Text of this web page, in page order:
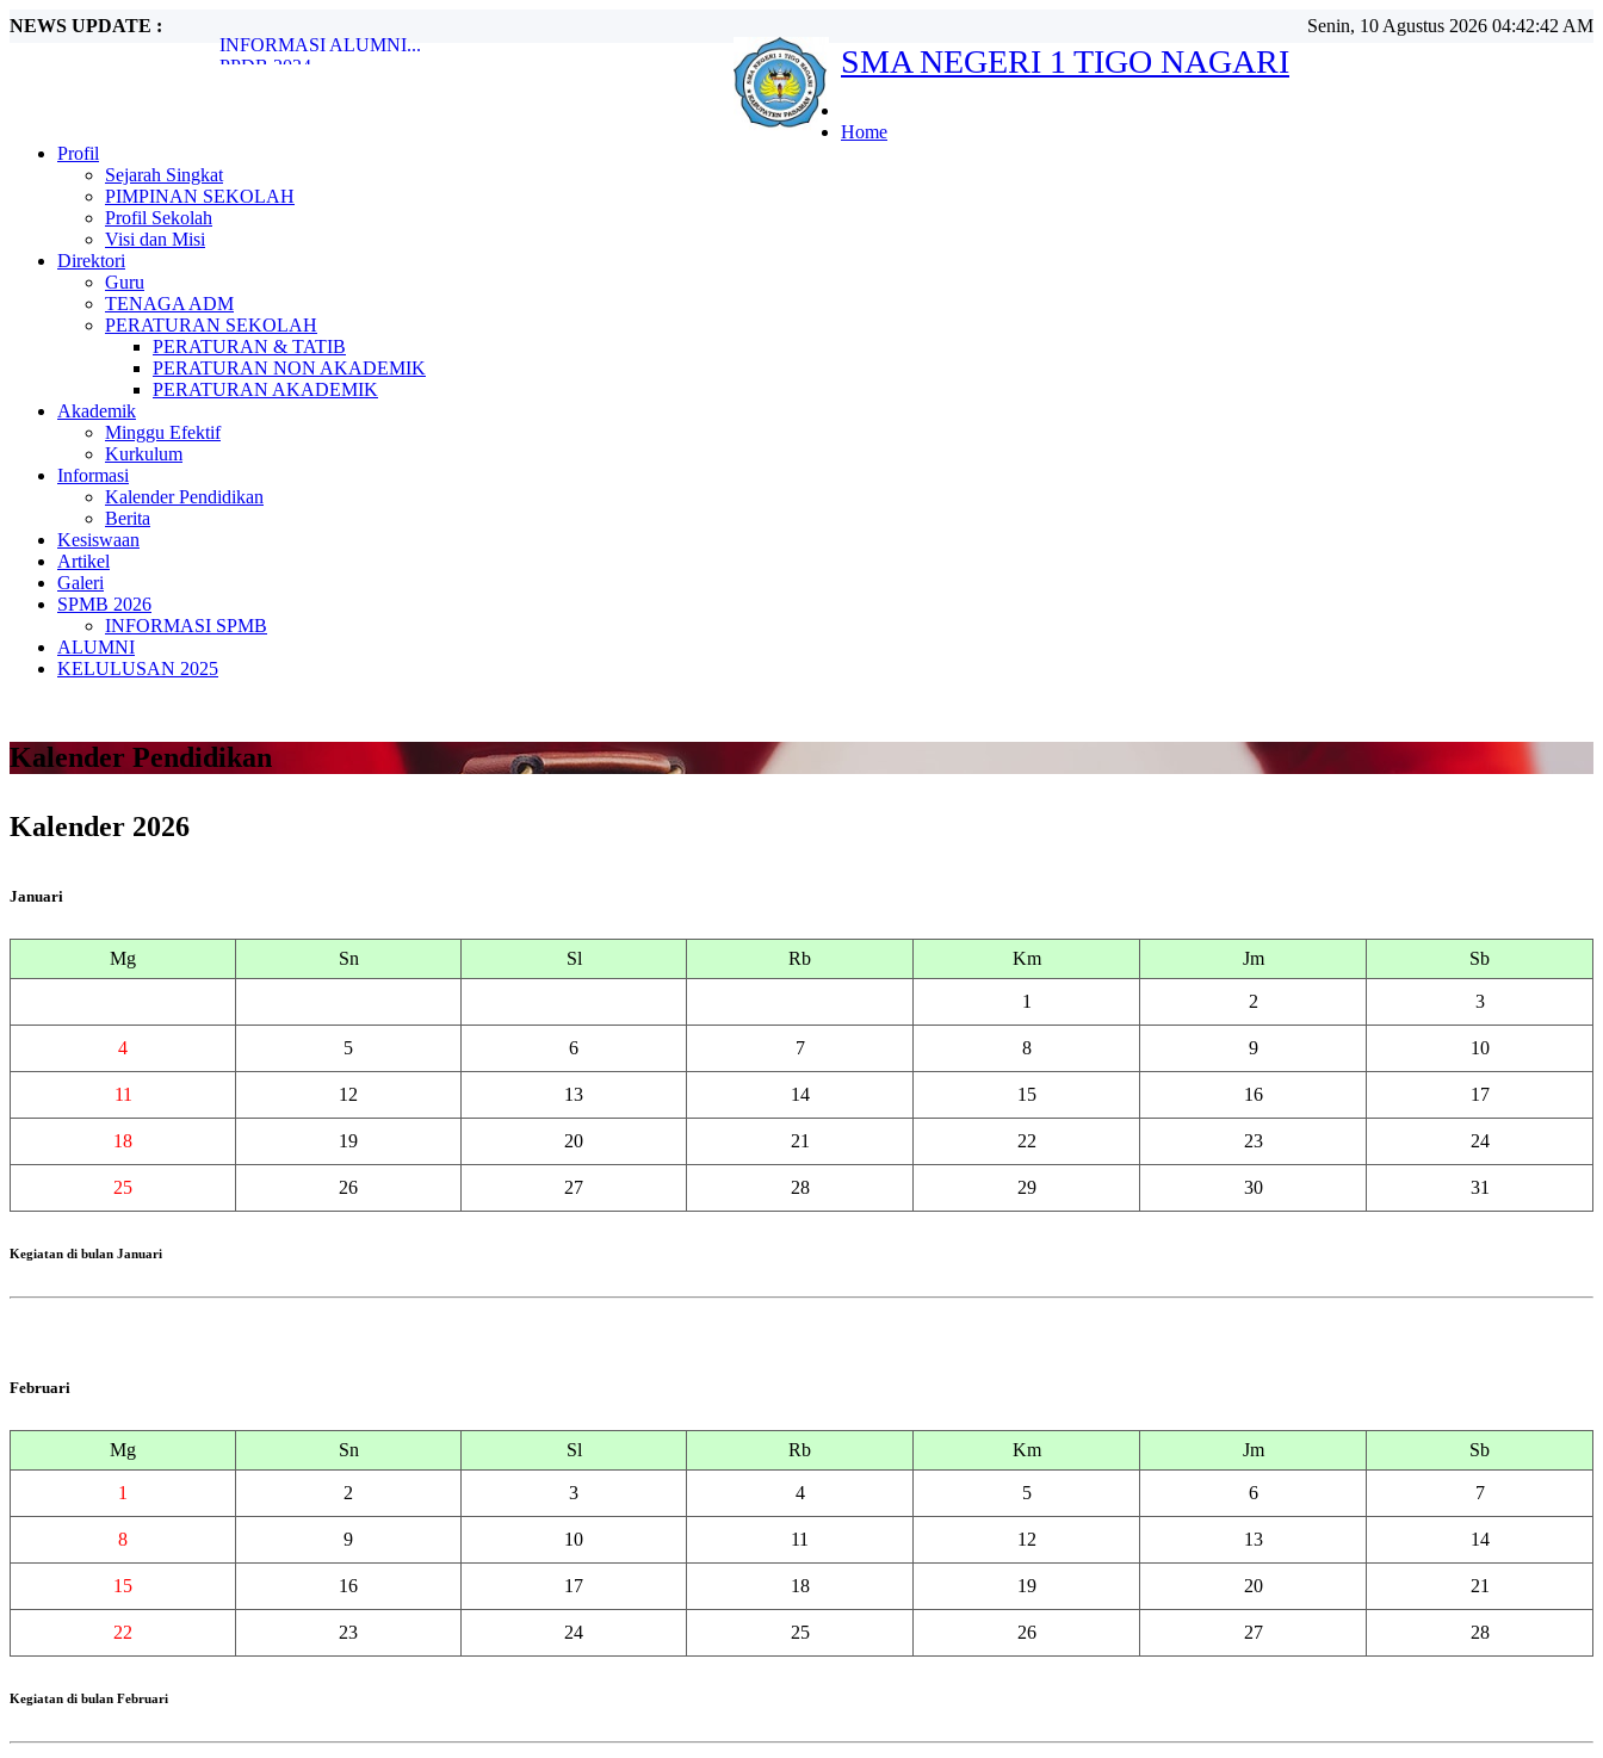
NEWS UPDATE :
INFORMASI ALUMNI...
PPDB 2024...
PPDB SMA NEGERI 1 TIGO NAGARI...
Ada Rahasia di Balik Kebiasaan Membaca...
Senin, 10 Agustus 2026 04:42:43 AM
SMA NEGERI 1 TIGO NAGARI
Home
Profil
Sejarah Singkat
PIMPINAN SEKOLAH
Profil Sekolah
Visi dan Misi
Direktori
Guru
TENAGA ADM
PERATURAN SEKOLAH
PERATURAN & TATIB
PERATURAN NON AKADEMIK
PERATURAN AKADEMIK
Akademik
Minggu Efektif
Kurkulum
Informasi
Kalender Pendidikan
Berita
Kesiswaan
Artikel
Galeri
SPMB 2026
INFORMASI SPMB
ALUMNI
KELULUSAN 2025
Kalender Pendidikan
Kalender 2026
Januari
Mg Sn Sl Rb Km Jm Sb
1 2 3
4 5 6 7 8 9 10
11 12 13 14 15 16 17
18 19 20 21 22 23 24
25 26 27 28 29 30 31
Kegiatan di bulan Januari
Februari
Mg Sn Sl Rb Km Jm Sb
1 2 3 4 5 6 7
8 9 10 11 12 13 14
15 16 17 18 19 20 21
22 23 24 25 26 27 28
Kegiatan di bulan Februari